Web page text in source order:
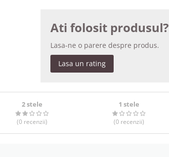
Ati folosit produsul?
Lasa-ne o parere despre produs.
Lasa un rating
2 stele
(0 recenzii)
1 stele
(0 recenzii)